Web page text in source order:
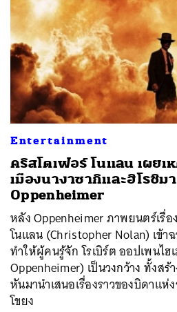
Entertainment
คริสโตเฟอร์ โนแลน เผยเ
เมืองนางาซากิและฮิโรชิม
Oppenheimer
หลัง Oppenheimer ภาพยนตร์เรื่
โนแลน (Christopher Nolan) เข้
ทำให้ผู้คนรู้จัก โรเบิร์ต ออปเพนไฮ
Oppenheimer) เป็นวงกว้าง ทั้งส
หันมานำเสนอเรื่องราวของบิดาแ
โขยง